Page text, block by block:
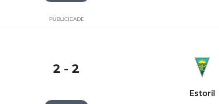
PUBLICIDADE
2 - 2
Estoril